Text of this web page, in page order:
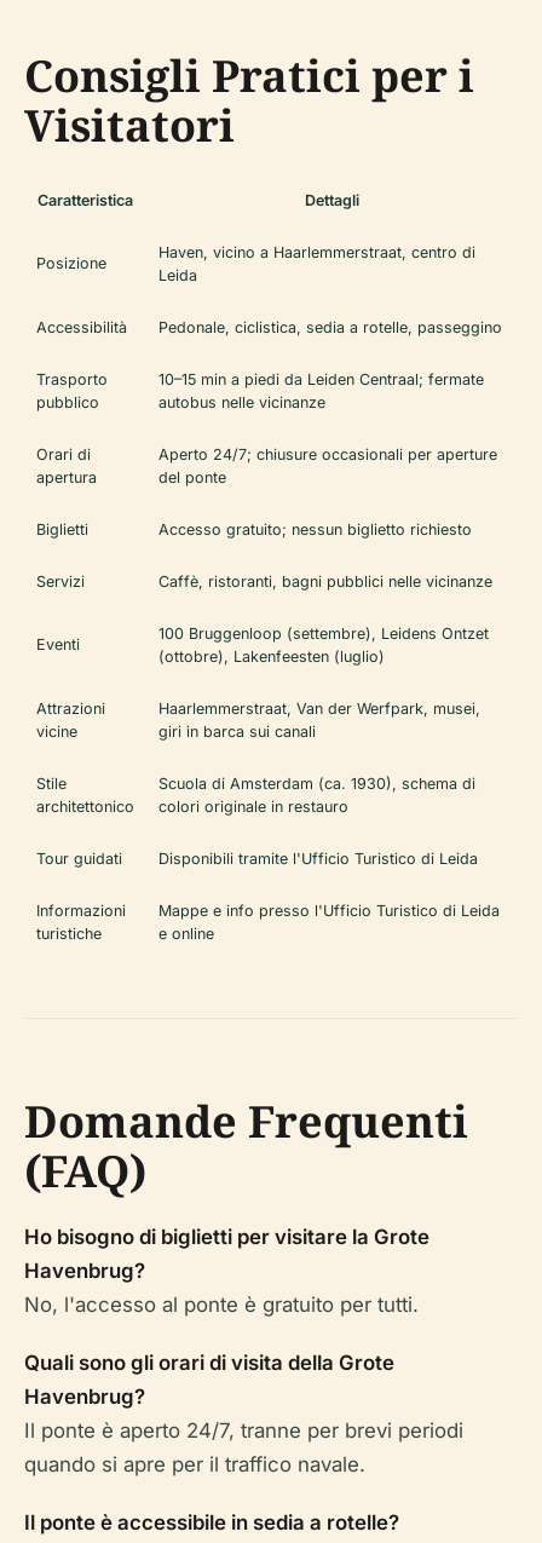
Consigli Pratici per i
Visitatori
Caratteristica Dettagli
Posizione
Haven, vicino a Haarlemmerstraat, centro di
Leida
Accessibilità Pedonale, ciclistica, sedia a rotelle, passeggino
Trasporto
pubblico
10–15 min a piedi da Leiden Centraal; fermate
autobus nelle vicinanze
Orari di
apertura
Aperto 24/7; chiusure occasionali per aperture
del ponte
Biglietti Accesso gratuito; nessun biglietto richiesto
Servizi Caffè, ristoranti, bagni pubblici nelle vicinanze
Eventi
100 Bruggenloop (settembre), Leidens Ontzet
(ottobre), Lakenfeesten (luglio)
Attrazioni
vicine
Haarlemmerstraat, Van der Werfpark, musei,
giri in barca sui canali
Stile
architettonico
Scuola di Amsterdam (ca. 1930), schema di
colori originale in restauro
Tour guidati Disponibili tramite l'Ufficio Turistico di Leida
Informazioni
turistiche
Mappe e info presso l'Ufficio Turistico di Leida
e online
Domande Frequenti
(FAQ)
Ho bisogno di biglietti per visitare la Grote
Havenbrug?
No, l'accesso al ponte è gratuito per tutti.
Quali sono gli orari di visita della Grote
Havenbrug?
Il ponte è aperto 24/7, tranne per brevi periodi
quando si apre per il traffico navale.
Il ponte è accessibile in sedia a rotelle?